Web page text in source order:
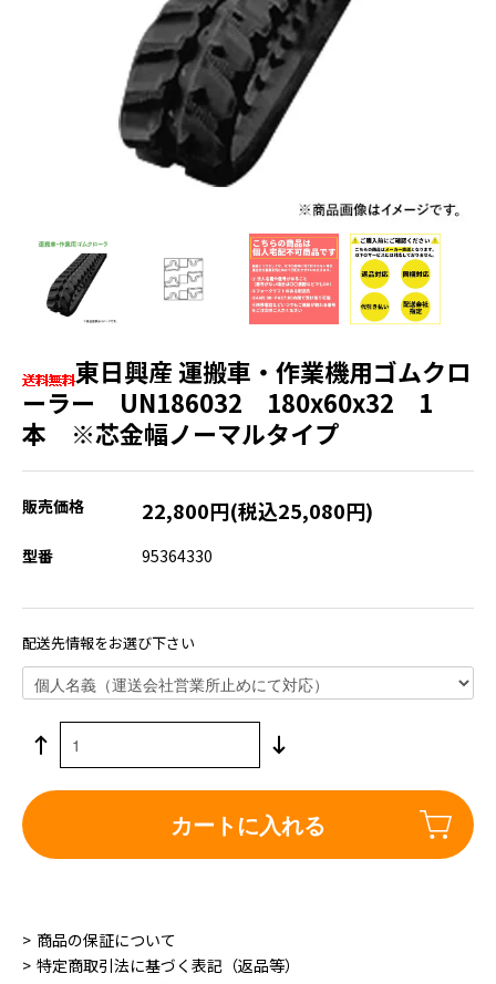
東日興産 運搬車・作業機用ゴムクロ
ーラー UN186032 180x60x32 1
本 ※芯金幅ノーマルタイプ
販売価格 22,800円(税込25,080円)
型番 95364330
配送先情報をお選び下さい
カートに入れる
商品の保証について
特定商取引法に基づく表記（返品等）